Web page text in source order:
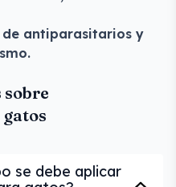
antiparasitarios y
se debe aplicar